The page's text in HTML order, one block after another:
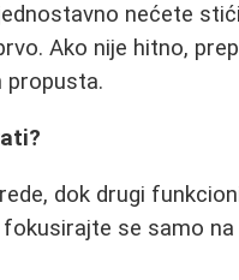
nećete
Ako nije hitno,
propusta.
dok drugi
se samo